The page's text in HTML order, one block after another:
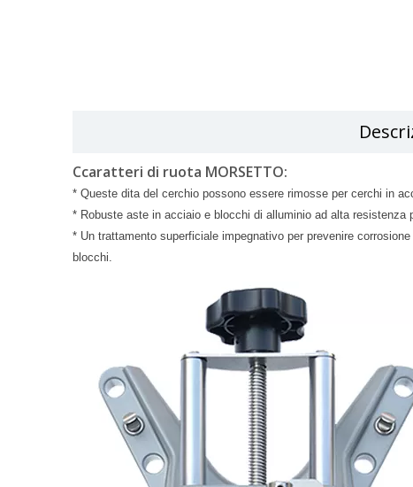
Ccaratteri di ruota MORSETTO:
* Queste dita del cerchio possono essere rimosse per cerchi in
* Robuste aste in acciaio e blocchi di alluminio ad alta resistenza
* Un trattamento superficiale impegnativo per prevenire
blocchi.